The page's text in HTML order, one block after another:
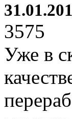
3575
Уже в